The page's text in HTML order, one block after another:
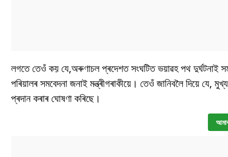
লগতে তেওঁ কয় যে,অৰুণাচল প্ৰদেশত সংঘটিত ভয়াৱহ পথ দুৰ্ঘটনাই
পৰিয়ালৰ সমবেদনা জনাই মন্ত্ৰীগৰাকীয়ে। তেওঁ জানিবলৈ দিয়ে যে,
প্ৰদান কৰাৰ ঘোষণা কৰিছে।